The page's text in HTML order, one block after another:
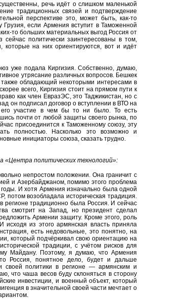
речь идёт о слишком маленькой
традиционных связей и подтверждение
перспективе это, может быть, как-то
Грузия, если Армения вступит в Таможенной
то больших материальных выгод Россия от
политически заинтересованы в том,
которые на них ориентируются, вот и идёт
уже подала Киргизия. Собственно, думаю,
утрясание различных вопросов. Бешкек
также обладающий некоторыми интересами в
всего, Киргизия стоит на прямом пути к
как член ЕвразЭС, это Таджикистан, но с
он подписал договор о вступлении в ВТО на
его участие в чем бы то ни было. То есть
почти от любой защиты своего рынка, по
присоединится к Таможенному союзу, эту
полностью. Насколько это возможно и
инициаторы союза, сказать трудно.
«Центра политических технологий»:
непростом положении. Она граничит с
и Азербайджаном, помимо этого проблема
И хотя Армения изначально была одной
потом возобладала историческая традиция.
регионе традиционно была Россия. И сейчас
смотрит на Запад, но президент сделал
Армении защиту. Кроме этого, роль
исходя из этого армянская власть приняла
есть недовольные, это понятно, на
который подчёркивал свою ориентацию на
традиции, с учётом рисков для
Майдану. Поэтому, я думаю, что Армения
Россия, понятное дело, будет и дальше
своей политики в регионе — армянским и
что чаша весов буду склоняться в сторону
инвестиции, и военный объект, который
в значительной своей части мечтает о